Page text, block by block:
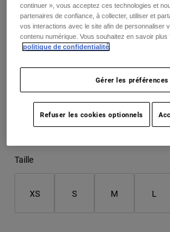
Base Layers
Gear Bags
Replacement Parts
Goggles
Base Layers
Bottles & Hydration Packs
Socks
Hats
Shirts
Sweatshirts
Jackets
Shorts
Hats
Womens Flexair Fire
Price reduced from
319,95 C$to223,99 C$
Taille
XS S M L
continuer », vous acceptez ces technologies et
partenaires de confiance, à collecter, utiliser et
vos interactions avec le site afin de personnaliser
contenu numérique. Vous souhaitez en savoir
politique de confidentialité
Gérer les préférences
Refuser les cookies optionnels